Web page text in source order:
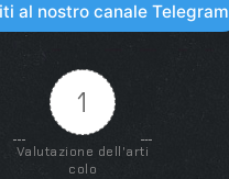
al nostro canale Telegram
1
Valutazione dell'arti
colo